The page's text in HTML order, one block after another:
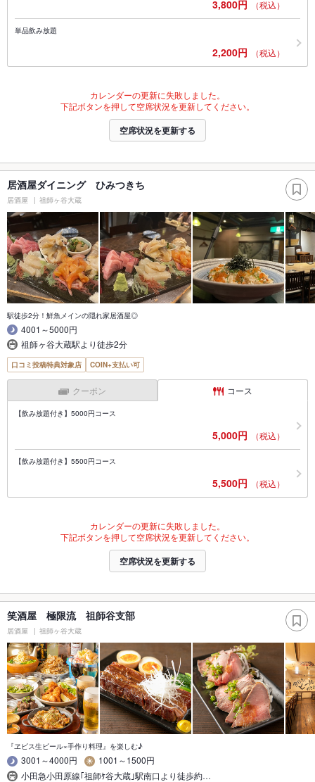
3,800円 （税込）
単品飲み放題
2,200円 （税込）
カレンダーの更新に失敗しました。
下記ボタンを押して空席状況を更新してください。
空席状況を更新する
居酒屋ダイニング ひみつきち
居酒屋 祖師ヶ谷大蔵
駅徒歩2分！鮮魚メインの隠れ家居酒屋◎
4001～5000円
祖師ヶ谷大蔵駅より徒歩2分
口コミ投稿特典対象店 COIN+支払い可
クーポン コース
【飲み放題付き】5000円コース
5,000円 （税込）
【飲み放題付き】5500円コース
5,500円 （税込）
カレンダーの更新に失敗しました。
下記ボタンを押して空席状況を更新してください。
空席状況を更新する
笑酒屋 極限流 祖師谷支部
居酒屋 祖師ヶ谷大蔵
『ヱビス生ビール×手作り料理』を楽しむ♪
3001～4000円
1001～1500円
小田急小田原線｢祖師ｹ谷大蔵｣駅南口より徒歩約…